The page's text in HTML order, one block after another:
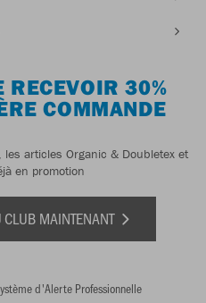
RECEVOIR 30%
COMMANDE
articles Organic & Doubletex et
en promotion
MAINTENANT
d'Alerte Professionnelle